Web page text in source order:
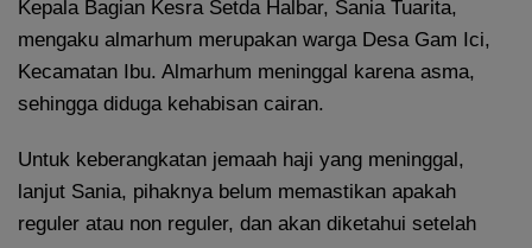
Kepala Bagian Kesra Setda Halbar, Sania Tuarita,
mengaku almarhum merupakan warga Desa Gam Ici,
Kecamatan Ibu. Almarhum meninggal karena asma,
sehingga diduga kehabisan cairan.
Untuk keberangkatan jemaah haji yang meninggal,
lanjut Sania, pihaknya belum memastikan apakah
reguler atau non reguler, dan akan diketahui setelah